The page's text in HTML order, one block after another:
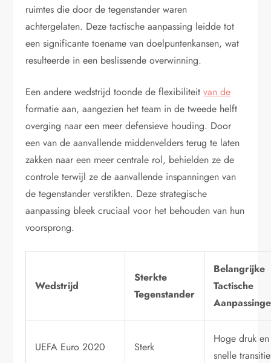
ruimtes die door de tegenstander waren
achtergelaten. Deze tactische aanpassing leidde tot
een significante toename van doelpuntenkansen, wat
resulteerde in een beslissende overwinning.
Een andere wedstrijd toonde de flexibiliteitvan de
formatie aan, aangezien het team in de tweede helft
overging naar een meer defensieve houding. Door
een van de aanvallende middenvelders terug te laten
zakken naar een meer centrale rol, behielden ze de
controle terwijl ze de aanvallende inspanningen van
de tegenstander verstikten. Deze strategische
aanpassing bleek cruciaal voor het behouden van hun
voorsprong.
Wedstrijd
Sterkte
Tegenstander
Belangrijke
Tactische
UEFA Euro 2020 Sterk
Hoge druk en
snelle